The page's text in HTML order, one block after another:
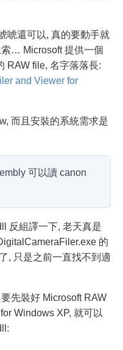
唬還可以, 真的要動手就
… Microsoft 提供一個
RAW file, 名字落落長:
and Viewer for
而且安裝的系統需求是
可以讀 canon
反組譯一下, 老天真是
的
, 只是之前一直找不到適
先裝好 Microsoft RAW
Windows XP, 就可以